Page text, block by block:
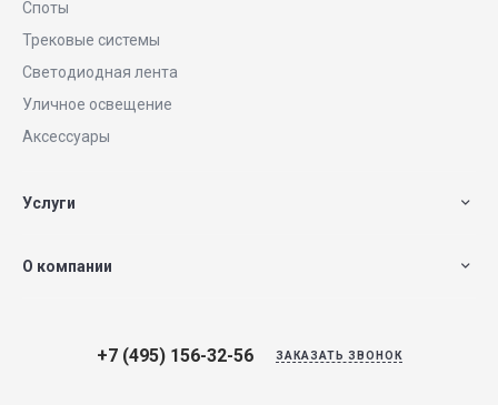
Споты
Трековые системы
Светодиодная лента
Уличное освещение
Аксессуары
Услуги
О компании
+7 (495) 156-32-56 ЗАКАЗАТЬ ЗВОНОК